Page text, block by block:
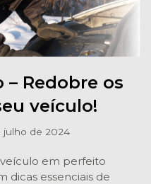
Redobre os
veículo!
julho de 2024
em perfeito
dicas essenciais de